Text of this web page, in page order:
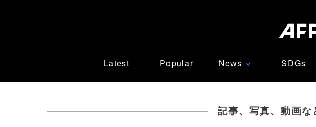
Latest Popular News ∨ SDGs
記事、写真、動画な